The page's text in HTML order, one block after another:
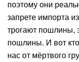
поэтому они
запрете импорта
трогают пошлины,
пошлины. И вот кто
нас от мёртвого